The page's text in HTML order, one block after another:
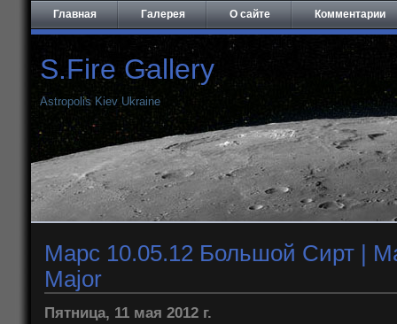
Главная Галерея О сайте Комментарии
S.Fire Gallery
Astropolis Kiev Ukraine
Марс 10.05.12 Большой Сирт |
Major
Пятница, 11 мая 2012 г.